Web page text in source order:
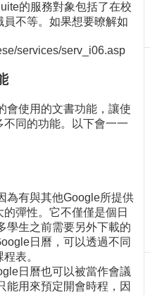
的服務對象包括了在校
員不等。如果想要暸解如
services/serv_i06.asp
會使用的文書功能，讓使
同的功能。以下會一一
為有與其他Google所提供
彈性。它不僅僅是個日
學生之前需要另外下載的
日曆，可以透過不同
表。
日曆也可以被當作會議
能用來預定開會時程，因